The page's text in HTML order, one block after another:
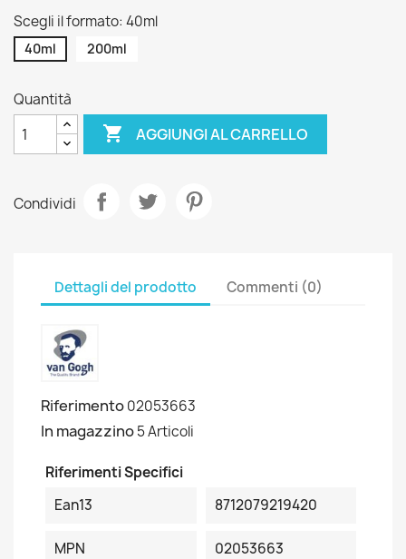
Scegli il formato: 40ml
40ml 200ml
Quantità
 AGGIUNGI AL CARRELLO
Condividi
Dettagli del prodotto Commenti (0)
Riferimento02053663
In magazzino5 Articoli
Riferimenti Specifici
Ean13
8712079219420
MPN 02053663